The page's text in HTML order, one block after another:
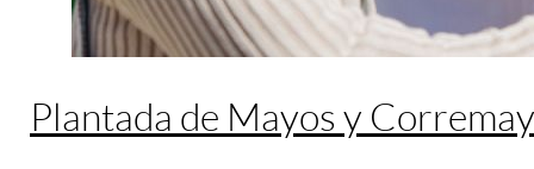
Plantada de Mayos y